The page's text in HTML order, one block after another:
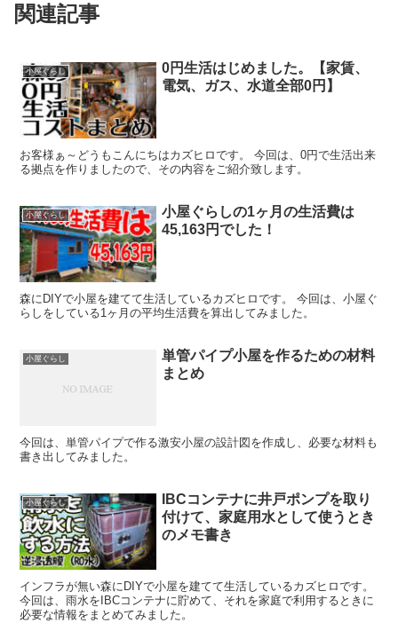
関連記事
小屋ぐらし
0円生活はじめました。【家賃、
電気、ガス、水道全部0円】
お客様ぁ～どうもこんにちはカズヒロです。 今回は、0円で生活出来
る拠点を作りましたので、その内容をご紹介致します。
小屋ぐらし
小屋ぐらしの1ヶ月の生活費は
45,163円でした！
森にDIYで小屋を建てて生活しているカズヒロです。 今回は、小屋ぐ
らしをしている1ヶ月の平均生活費を算出してみました。
小屋ぐらし
単管パイプ小屋を作るための材料
まとめ
今回は、単管パイプで作る激安小屋の設計図を作成し、必要な材料も
書き出してみました。
小屋ぐらし
IBCコンテナに井戸ポンプを取り
付けて、家庭用水として使うとき
のメモ書き
インフラが無い森にDIYで小屋を建てて生活しているカズヒロです。
今回は、雨水をIBCコンテナに貯めて、それを家庭で利用するときに
必要な情報をまとめてみました。